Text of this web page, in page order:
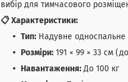
вибір для тимчасового
📋 Характеристики:
Тип: Надувне односпальне
Розміри: 191 × 99 × 33 см
Навантаження: До 100 кг